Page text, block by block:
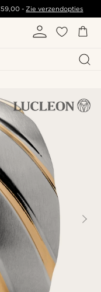
-Zie verzendopties